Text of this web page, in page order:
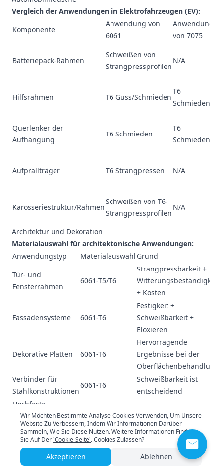
Vergleich der Anwendungen in Elektrofahrzeugen (EV):
Komponente
Anwendung von
6061
Anwendung
von 7075
Batteriepack-Rahmen
Schweißen von
Strangpressprofilen
N/A
Hilfsrahmen T6 Guss/Schmieden
T6
Schmieden
Querlenker der
Aufhängung
T6 Schmieden
T6
Schmieden
Aufprallträger T6 Strangpressen N/A
Karosseriestruktur/Rahmen
Schweißen von T6-
Strangpressprofilen
N/A
Architektur und Dekoration
Materialauswahl für architektonische Anwendungen:
Anwendungstyp
Materialauswahl Grund
Tür- und
Fensterrahmen
6061-T5/T6
Strangpressbarkeit +
Witterungsbeständigkeit
+ Kosten
Fassadensysteme 6061-T6
Festigkeit +
Schweißbarkeit +
Eloxieren
Dekorative Platten 6061-T6
Hervorragende
Ergebnisse bei der
Oberflächenbehandlung
Verbinder für
Stahlkonstruktionen
6061-T6
Schweißbarkeit ist
entscheidend
Hochfeste
Strukturen
Unterhaltungselektronik und Präzisionsinstrumente
Vergleich von Laptop-Gehäusematerialien:
Marke/Modell
Material Gewicht
1.2-
Wir Möchten Bestimmte Analyse-Cookies Verwenden, Um Unsere
Website Zu Verbessern, Indem Wir Informationen Darüber
Sammeln, Wie Sie Diese Nutzen. Weitere Informationen Finden
Sie Auf Der'Cookie-Seite'. Cookies Zulassen?
Akzeptieren Ablehnen